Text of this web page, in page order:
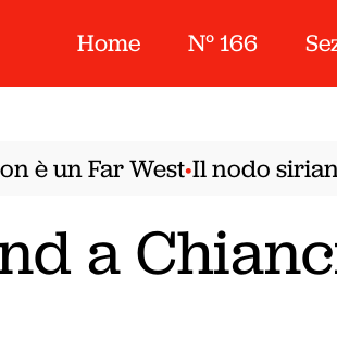
Home N° 166
un Far West•Il nodo
a